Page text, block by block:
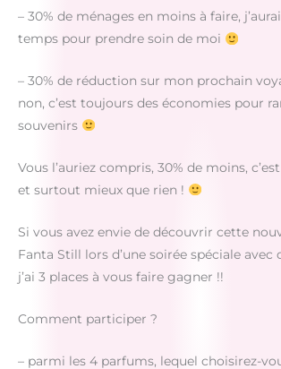
– 30% de ménages en moins à faire,
temps pour prendre soin de moi
– 30% de réduction sur mon prochain
non, c’est toujours des économies pour
souvenirs
Vous l’auriez compris, 30% de moins,
et surtout mieux que rien !
Si vous avez envie de découvrir cette
Fanta Still lors d’une soirée spéciale avec
j’ai 3 places à vous faire gagner !!
Comment participer ?
– parmi les 4 parfums, lequel choisirez-